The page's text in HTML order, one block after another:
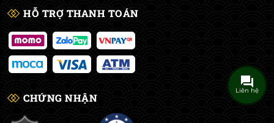
HỖ TRỢ THANH TOÁN
CHỨNG NHẬN
Liên hệ